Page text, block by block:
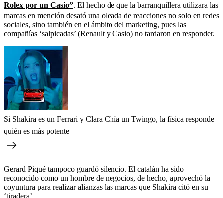
Rolex por un Casio”. El hecho de que la barranquillera utilizara las
marcas en mención desató una oleada de reacciones no solo en redes
sociales, sino también en el ámbito del marketing, pues las
compañías ‘salpicadas’ (Renault y Casio) no tardaron en responder.
Si Shakira es un Ferrari y Clara Chía un Twingo, la física responde
quién es más potente
Gerard Piqué tampoco guardó silencio. El catalán ha sido
reconocido como un hombre de negocios, de hecho, aprovechó la
coyuntura para realizar alianzas las marcas que Shakira citó en su
‘tiradera’.